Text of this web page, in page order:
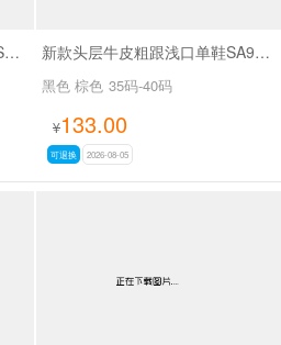
新款头层羊皮时装单鞋工作鞋SA56-53 新款头层牛皮粗跟浅口单鞋SA9629-5
黑色 棕色 35码-40码
¥133.00
可退换 2026-08-05